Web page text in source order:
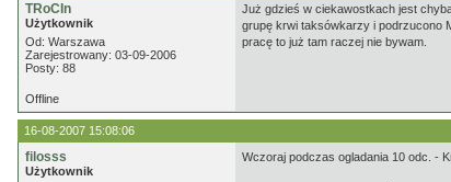
TRoCIn
Użytkownik
Od: Warszawa
Zarejestrowany: 03-09-2006
Posty: 88
Już gdzieś w ciekawostkach jest
grupę krwi taksówkarzy i podrzucono
pracę to już tam raczej nie bywam.
Offline
16-08-2007 15:08:06
filosss
Użytkownik
Wczoraj podczas ogladania 10 odc. -